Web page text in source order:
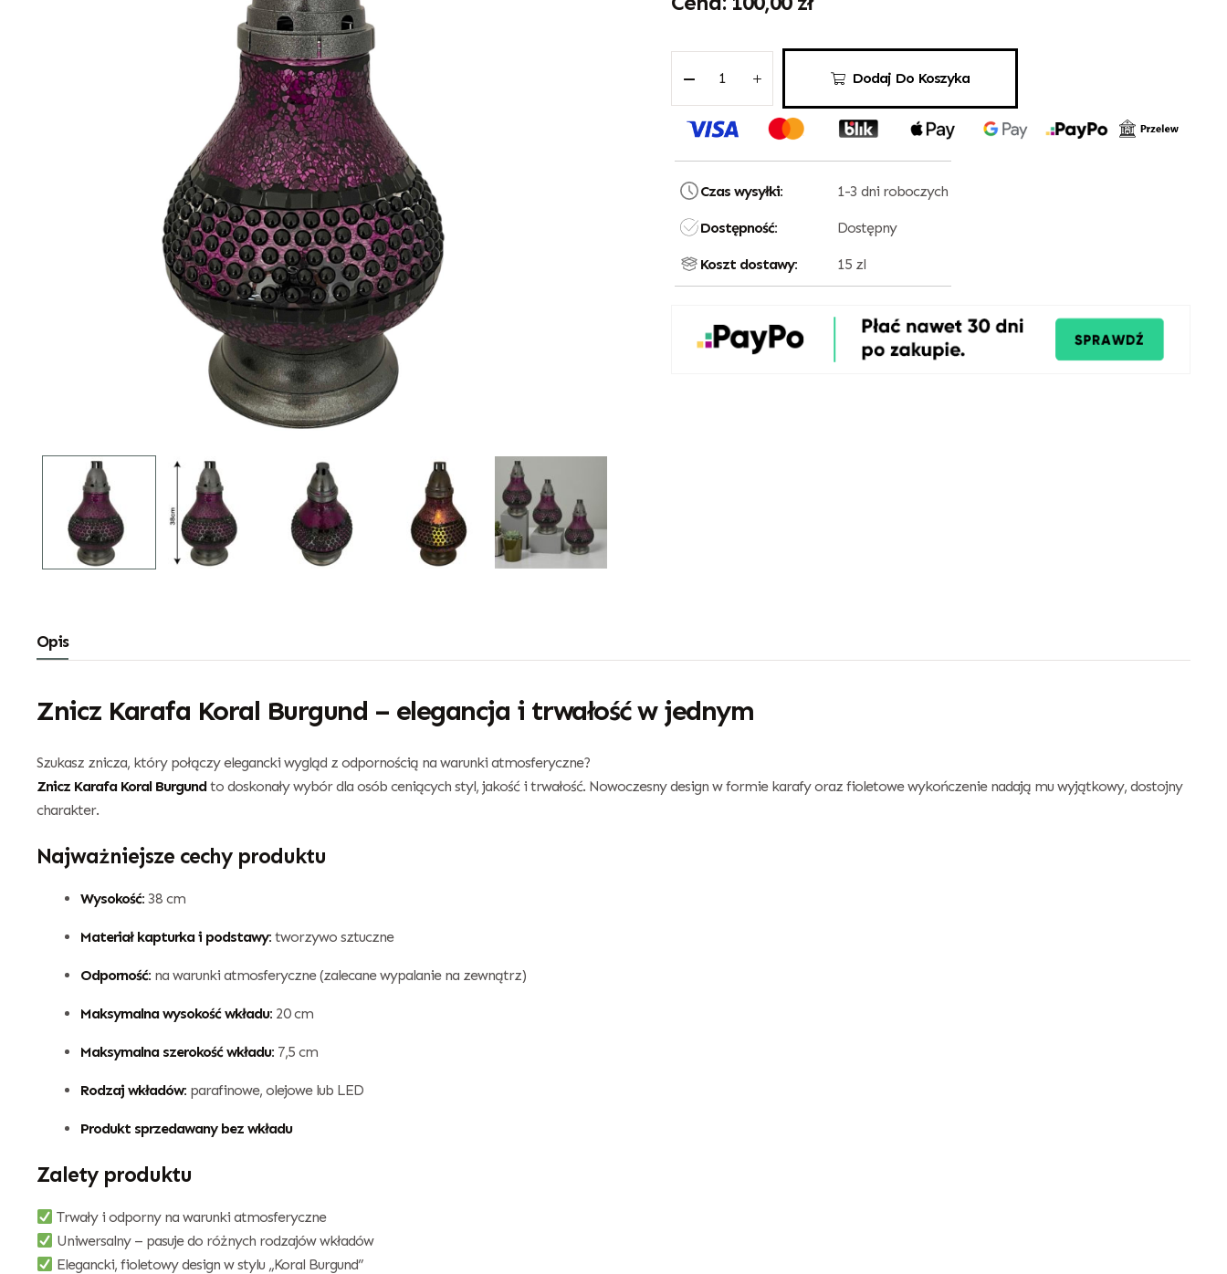
Dodaj Do Koszyka
Czas wysyłki: 1-3 dni roboczych
Dostępność: Dostępny
Koszt dostawy: 15 zl
Opis
Znicz Karafa Koral Burgund – elegancja i trwałość w jednym
Szukasz znicza, który połączy elegancki wygląd z odpornością na warunki atmosferyczne?
Znicz Karafa Koral Burgundto doskonały wybór dla osób ceniących styl, jakość i trwałość. Nowoczesny design w formie karafy oraz fioletowe wykończenie nadają mu wyjątkowy, dostojny
charakter.
Najważniejsze cechy produktu
Wysokość: 38 cm
Materiał kapturka i podstawy: tworzywo sztuczne
Odporność: na warunki atmosferyczne (zalecane wypalanie na zewnątrz)
Maksymalna wysokość wkładu: 20 cm
Maksymalna szerokość wkładu: 7,5 cm
Rodzaj wkładów: parafinowe, olejowe lub LED
Produkt sprzedawany bez wkładu
Zalety produktu
Trwały i odporny na warunki atmosferyczne
Uniwersalny – pasuje do różnych rodzajów wkładów
Elegancki, fioletowy design w stylu „Koral Burgund”